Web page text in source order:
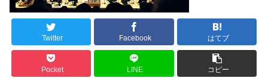
Twitter Facebook はてブ
Pocket LINE コピー